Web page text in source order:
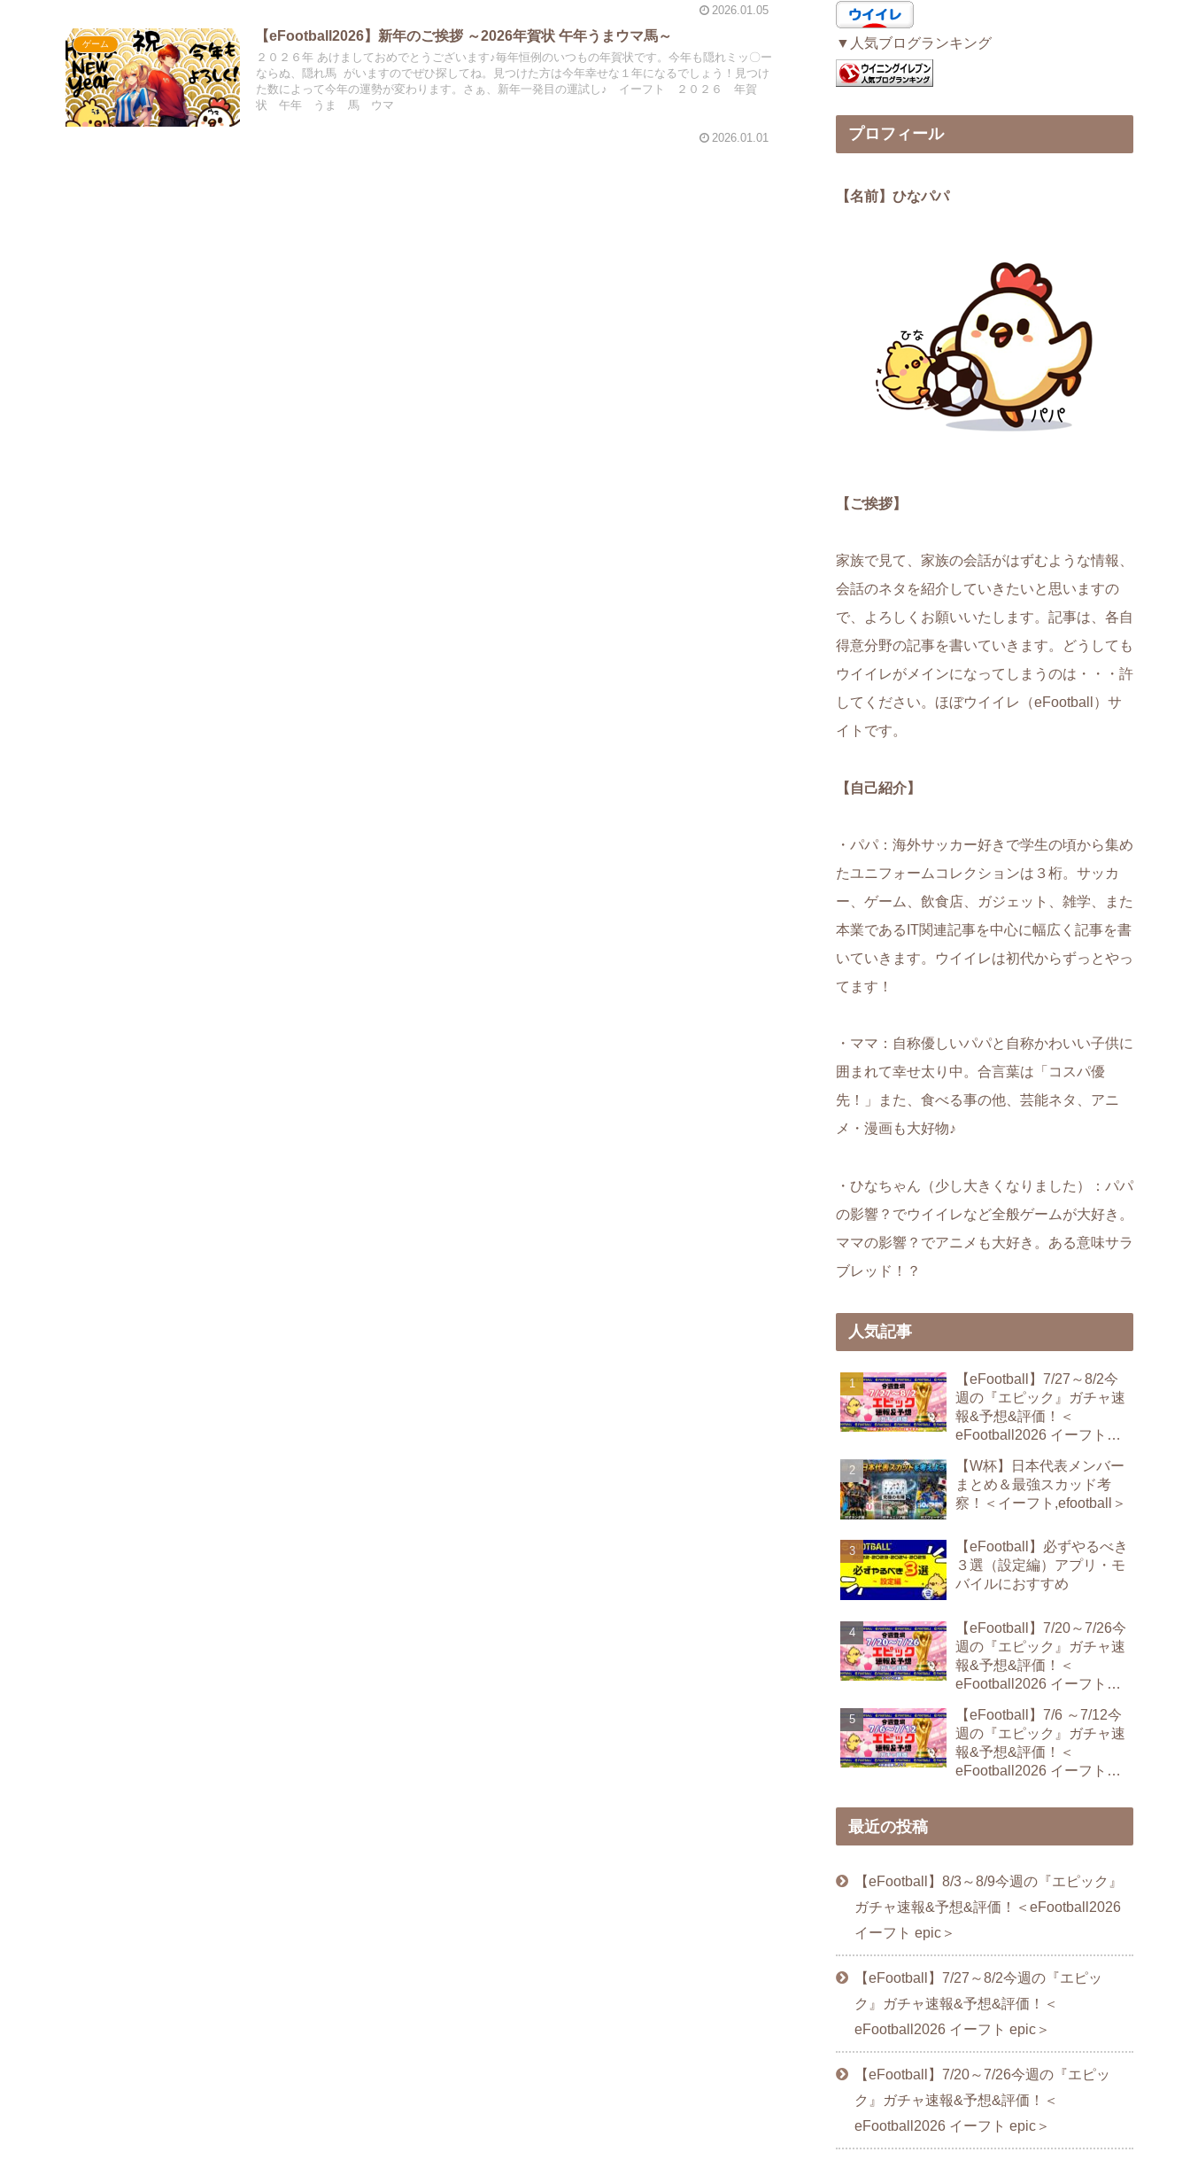
2026.01.05
ゲーム
【eFootball2026】新年のご挨拶 ～2026年賀状 午年うまウマ馬～
２０２６年 あけましておめでとうございます♪毎年恒例のいつもの年賀状です。今年も隠れミッ〇ー
ならぬ、隠れ馬 がいますのでぜひ探してね。見つけた方は今年幸せな１年になるでしょう！見つけ
た数によって今年の運勢が変わります。さぁ、新年一発目の運試し♪ イーフト ２０２６ 年賀
状 午年 うま 馬 ウマ
2026.01.01
▼人気ブログランキング
プロフィール
【名前】ひなパパ
【ご挨拶】
家族で見て、家族の会話がはずむような情報、
会話のネタを紹介していきたいと思いますの
で、よろしくお願いいたします。記事は、各自
得意分野の記事を書いていきます。どうしても
ウイイレがメインになってしまうのは・・・許
してください。ほぼウイイレ（eFootball）サ
イトです。
【自己紹介】
・パパ：海外サッカー好きで学生の頃から集め
たユニフォームコレクションは３桁。サッカ
ー、ゲーム、飲食店、ガジェット、雑学、また
本業であるIT関連記事を中心に幅広く記事を書
いていきます。ウイイレは初代からずっとやっ
てます！
・ママ：自称優しいパパと自称かわいい子供に
囲まれて幸せ太り中。合言葉は「コスパ優
先！」また、食べる事の他、芸能ネタ、アニ
メ・漫画も大好物♪
・ひなちゃん（少し大きくなりました）：パパ
の影響？でウイイレなど全般ゲームが大好き。
ママの影響？でアニメも大好き。ある意味サラ
ブレッド！？
人気記事
【eFootball】7/27～8/2今
週の『エピック』ガチャ速
報&予想&評価！＜
eFootball2026 イーフト
【W杯】日本代表メンバー
まとめ＆最強スカッド考
察！＜イーフト,efootball＞
【eFootball】必ずやるべき
３選（設定編）アプリ・モ
バイルにおすすめ
【eFootball】7/20～7/26今
週の『エピック』ガチャ速
報&予想&評価！＜
eFootball2026 イーフト
【eFootball】7/6 ～7/12今
週の『エピック』ガチャ速
報&予想&評価！＜
eFootball2026 イーフト
最近の投稿
【eFootball】8/3～8/9今週の『エピック』
ガチャ速報&予想&評価！＜eFootball2026
イーフト epic＞
【eFootball】7/27～8/2今週の『エピッ
ク』ガチャ速報&予想&評価！＜
eFootball2026 イーフト epic＞
【eFootball】7/20～7/26今週の『エピッ
ク』ガチャ速報&予想&評価！＜
eFootball2026 イーフト epic＞